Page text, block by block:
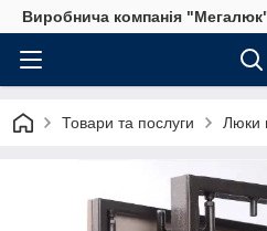
Виробнича компанія
Товари та послуги Люки